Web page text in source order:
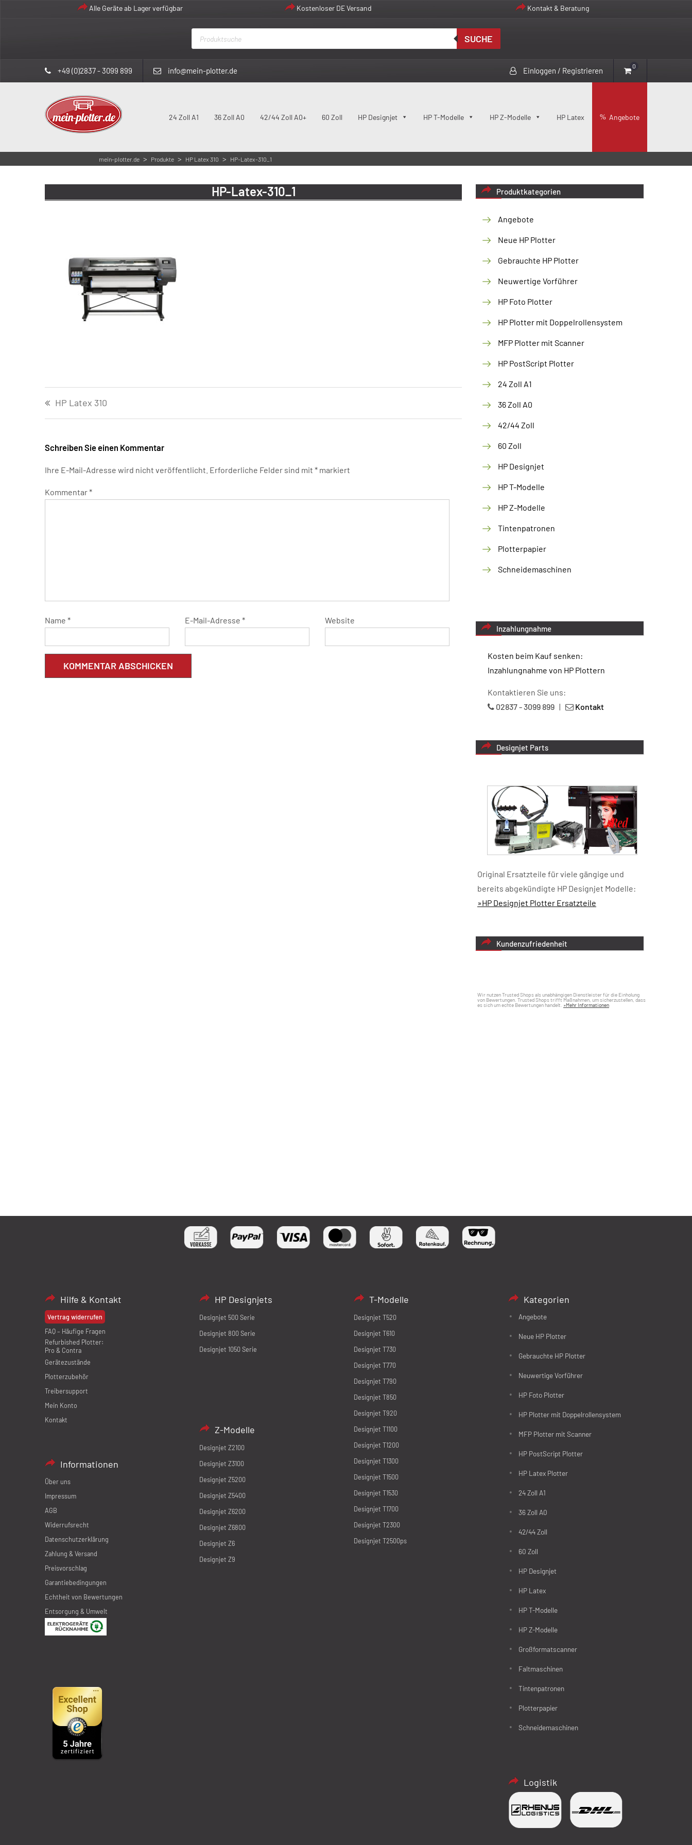
Alle Geräte ab Lager verfügbar Kostenloser DE Versand Kontakt & Beratung
Products
search
SUCHE
+49 (0)2837 - 3099 899 info@mein-plotter.de Einloggen / Registrieren 0
24 Zoll A1 36 Zoll A0 42/44 Zoll A0+ 60 Zoll HP Designjet HP T-Modelle HP Z-Modelle HP Latex Angebote
mein-plotter.de > Produkte > HP Latex 310 > HP-Latex-310_1
HP-Latex-310_1
HP Latex 310
Schreiben Sie einen Kommentar
Ihre E-Mail-Adresse wird nicht veröffentlicht. Erforderliche Felder sind mit * markiert
Kommentar*
Name * E-Mail-Adresse * Website
Produktkategorien
Angebote
Neue HP Plotter
Gebrauchte HP Plotter
Neuwertige Vorführer
HP Foto Plotter
HP Plotter mit Doppelrollensystem
MFP Plotter mit Scanner
HP PostScript Plotter
24 Zoll A1
36 Zoll A0
42/44 Zoll
60 Zoll
HP Designjet
HP T-Modelle
HP Z-Modelle
Tintenpatronen
Plotterpapier
Schneidemaschinen
Inzahlungnahme
Kosten beim Kauf senken:
Inzahlungnahme von HP Plottern
Kontaktieren Sie uns:
02837 - 3099 899 | Kontakt
Designjet Parts
Original Ersatzteile für viele gängige und
bereits abgekündigte HP Designjet Modelle:
»HP Designjet Plotter Ersatzteile
Kundenzufriedenheit
Wir nutzen Trusted Shops als unabhängigen Dienstleister für die Einholung
von Bewertungen. Trusted Shops trifft Maßnahmen, um sicherzustellen, dass
es sich um echte Bewertungen handelt. »Mehr Informationen
Hilfe & Kontakt
Vertrag widerrufen
FAQ – Häufige Fragen
Refurbished Plotter:
Pro & Contra
Gerätezustände
Plotterzubehör
Treibersupport
Mein Konto
Kontakt
Informationen
Über uns
Impressum
AGB
Widerrufsrecht
Datenschutzerklärung
Zahlung & Versand
Preisvorschlag
Garantiebedingungen
Echtheit von Bewertungen
Entsorgung & Umwelt
HP Designjets
Designjet 500 Serie
Designjet 800 Serie
Designjet 1050 Serie
Z-Modelle
Designjet Z2100
Designjet Z3100
Designjet Z5200
Designjet Z5400
Designjet Z6200
Designjet Z6800
Designjet Z6
Designjet Z9
T-Modelle
Designjet T520
Designjet T610
Designjet T730
Designjet T770
Designjet T790
Designjet T850
Designjet T920
Designjet T1100
Designjet T1200
Designjet T1300
Designjet T1500
Designjet T1530
Designjet T1700
Designjet T2300
Designjet T2500ps
Kategorien
Angebote
Neue HP Plotter
Gebrauchte HP Plotter
Neuwertige Vorführer
HP Foto Plotter
HP Plotter mit Doppelrollensystem
MFP Plotter mit Scanner
HP PostScript Plotter
HP Latex Plotter
24 Zoll A1
36 Zoll A0
42/44 Zoll
60 Zoll
HP Designjet
HP Latex
HP T-Modelle
HP Z-Modelle
Großformatscanner
Faltmaschinen
Tintenpatronen
Plotterpapier
Schneidemaschinen
Logistik